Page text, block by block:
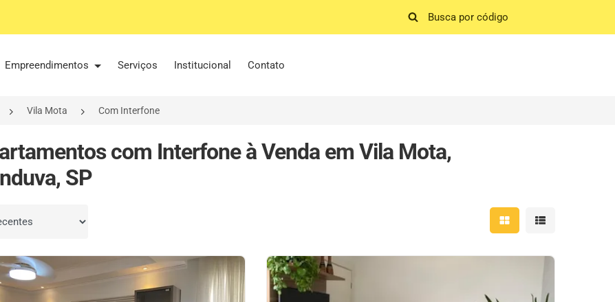
Empreendimentos Serviços Institucional Contato
Vila Mota Com Interfone
com Interfone à Venda em Vila Mota,
SP
Mostrar resultados em
Mostrar